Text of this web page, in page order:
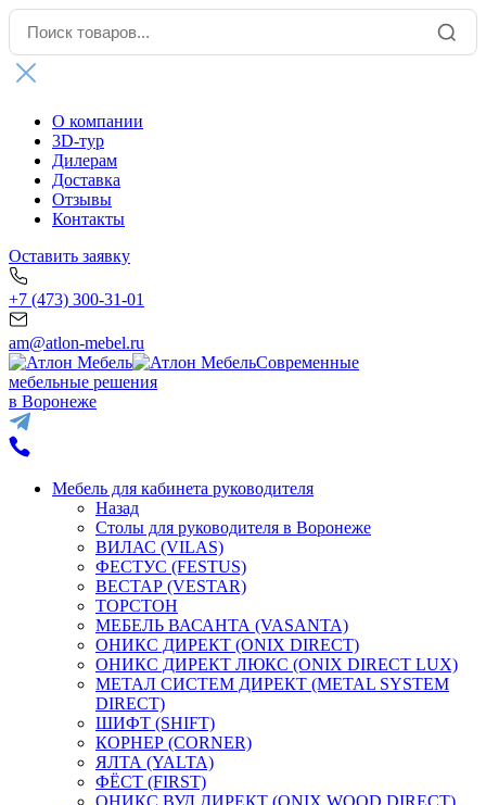
О компании
3D-тур
Дилерам
Доставка
Отзывы
Контакты
Оставить заявку
+7 (473) 300-31-01
am@atlon-mebel.ru
Современные
мебельные решения
в Воронеже
Мебель для кабинета руководителя
Назад
Столы для руководителя в Воронеже
ВИЛАС (VILAS)
ФЕСТУС (FESTUS)
ВЕСТАР (VESTAR)
ТОРСТОН
МЕБЕЛЬ ВАСАНТА (VASANTA)
ОНИКС ДИРЕКТ (ONIX DIRECT)
ОНИКС ДИРЕКТ ЛЮКС (ONIX DIRECT LUX)
МЕТАЛ СИСТЕМ ДИРЕКТ (METAL SYSTEM
DIRECT)
ШИФТ (SHIFT)
КОРНЕР (CORNER)
ЯЛТА (YALTA)
ФЁСТ (FIRST)
ОНИКС ВУД ДИРЕКТ (ONIX WOOD DIRECT)